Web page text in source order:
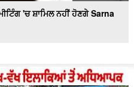
'ਚ ਸ਼ਾਮਿਲ ਨਹੀਂ ਹੋਣਗੇ Sarna